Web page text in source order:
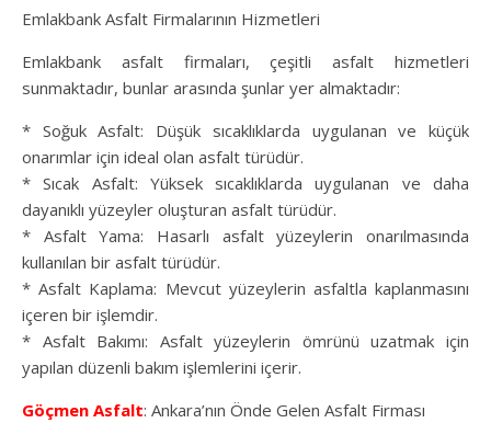
Emlakbank Asfalt Firmalarının Hizmetleri
Emlakbank asfalt firmaları, çeşitli asfalt hizmetleri
sunmaktadır, bunlar arasında şunlar yer almaktadır:
* Soğuk Asfalt: Düşük sıcaklıklarda uygulanan ve küçük
onarımlar için ideal olan asfalt türüdür.
* Sıcak Asfalt: Yüksek sıcaklıklarda uygulanan ve daha
dayanıklı yüzeyler oluşturan asfalt türüdür.
* Asfalt Yama: Hasarlı asfalt yüzeylerin onarılmasında
kullanılan bir asfalt türüdür.
* Asfalt Kaplama: Mevcut yüzeylerin asfaltla kaplanmasını
içeren bir işlemdir.
* Asfalt Bakımı: Asfalt yüzeylerin ömrünü uzatmak için
yapılan düzenli bakım işlemlerini içerir.
Göçmen Asfalt: Ankara’nın Önde Gelen Asfalt Firması